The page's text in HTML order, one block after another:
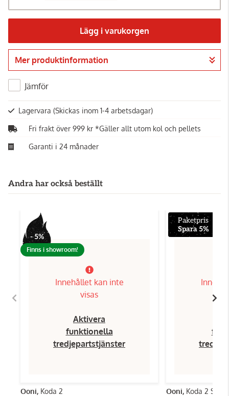
Lägg i varukorgen
Gå till kassan
Mer produktinformation
Jämför
Lagervara (Skickas inom 1-4 arbetsdagar)
Fri frakt över 999 kr *Gäller allt utom kol och pellets
Garanti i 24 månader
Andra har också beställt
- 5%
Finns i showroom!
Innehållet kan inte
visas
Aktivera
funktionella
tredjepartstjänster
Ooni, Koda 2
Paketpris
Spara 5%
Ooni, Koda 2